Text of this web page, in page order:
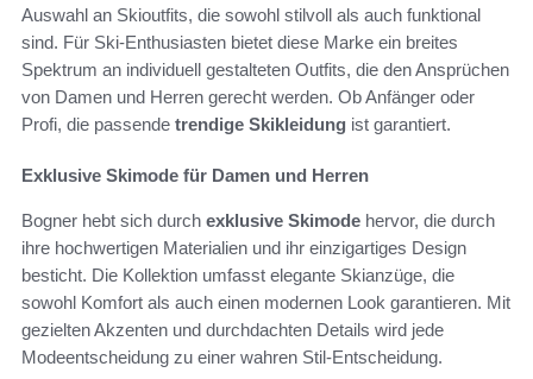
Auswahl an Skioutfits, die sowohl stilvoll als auch funktional
sind. Für Ski-Enthusiasten bietet diese Marke ein breites
Spektrum an individuell gestalteten Outfits, die den Ansprüchen
von Damen und Herren gerecht werden. Ob Anfänger oder
Profi, die passende trendige Skikleidung ist garantiert.
Exklusive Skimode für Damen und Herren
Bogner hebt sich durch exklusive Skimode hervor, die durch
ihre hochwertigen Materialien und ihr einzigartiges Design
besticht. Die Kollektion umfasst elegante Skianzüge, die
sowohl Komfort als auch einen modernen Look garantieren. Mit
gezielten Akzenten und durchdachten Details wird jede
Modeentscheidung zu einer wahren Stil-Entscheidung.